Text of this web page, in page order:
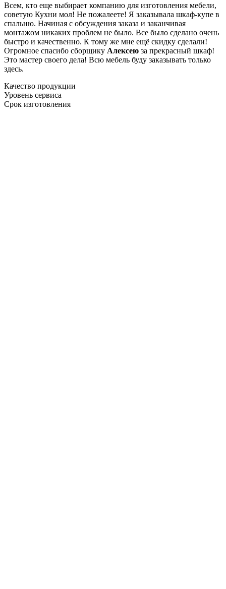
Всем, кто еще выбирает компанию для изготовления мебели,
советую Кухни мол! Не пожалеете! Я заказывала шкаф-купе в
спальню. Начиная с обсуждения заказа и заканчивая
монтажом никаких проблем не было. Все было сделано очень
быстро и качественно. К тому же мне ещё скидку сделали!
Огромное спасибо сборщику Алексею за прекрасный шкаф!
Это мастер своего дела! Всю мебель буду заказывать только
здесь.
Качество продукции
Уровень сервиса
Срок изготовления